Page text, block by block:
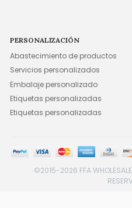
PERSONALIZACIÓN
Abastecimiento de productos
Servicios personalizados
Embalaje personalizado
Etiquetas personalizadas
Etiquetas personalizadas
©2015-2026 FFA